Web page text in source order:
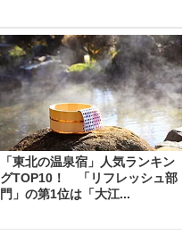
「東北の温泉宿」人気ランキン
グTOP10！ 「リフレッシュ部
門」の第1位は「大江...